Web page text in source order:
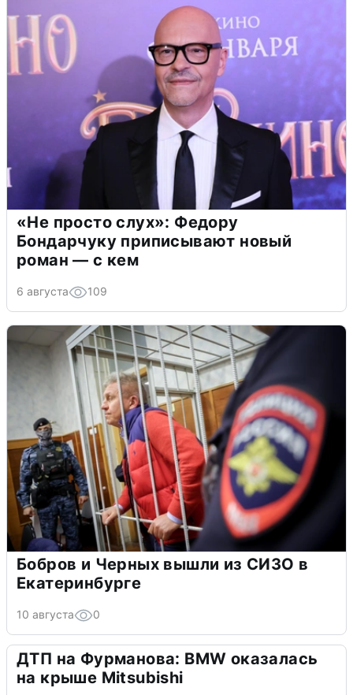
«Не просто слух»: Федору
Бондарчуку приписывают новый
роман — с кем
6 августа 109
Бобров и Черных вышли из СИЗО в
Екатеринбурге
10 августа 0
ДТП на Фурманова: BMW оказалась
на крыше Mitsubishi